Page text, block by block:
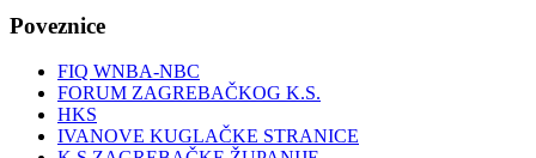
Poveznice
FIQ WNBA-NBC
FORUM ZAGREBAČKOG K.S.
HKS
IVANOVE KUGLAČKE STRANICE